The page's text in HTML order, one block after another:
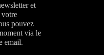
et
votre
pouvez
via le
email.